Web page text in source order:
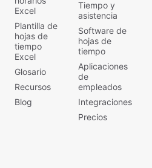
Excel
Plantilla de
hojas de
tiempo
Excel
Glosario
Recursos
Blog
Tiempo y
asistencia
Software de
hojas de
tiempo
Aplicaciones
de
empleados
Integraciones
Precios